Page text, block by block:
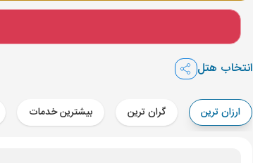
انتخاب هتل
ارزان ترین گران ترین بیشترین خدمات